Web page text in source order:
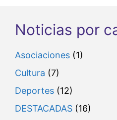
Noticias por
Asociaciones (1)
Cultura (7)
Deportes (12)
DESTACADAS (16)